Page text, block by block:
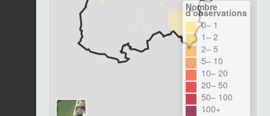
Nombre
d'observations
0– 1
1– 2
2– 5
5– 10
10– 20
20– 50
50– 100
100+